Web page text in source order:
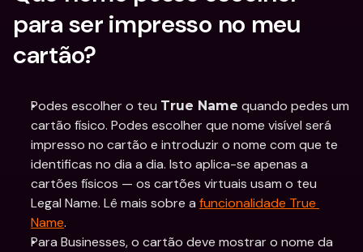
para ser impresso no meu
cartão?
Podes escolher o teu True Name quando pedes um
cartão físico. Podes escolher que nome visível será
impresso no cartão e introduzir o nome com que te
identificas no dia a dia. Isto aplica-se apenas a
cartões físicos — os cartões virtuais usam o teu
Legal Name. Lê mais sobre a funcionalidade True
Name.
Para Businesses, o cartão deve mostrar o nome da